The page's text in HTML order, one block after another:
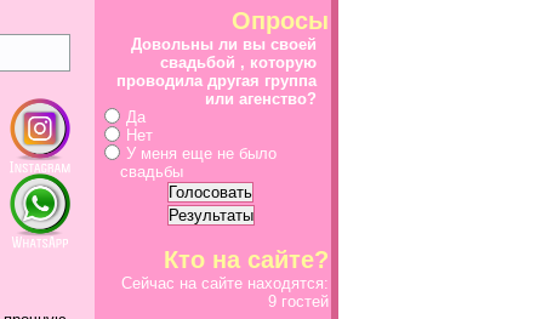
Опросы
Довольны ли вы своей
свадьбой , которую
проводила другая группа
или агенство?
Да
Нет
У меня еще не было
свадьбы
Кто на сайте?
Сейчас на сайте находятся:
9 гостей